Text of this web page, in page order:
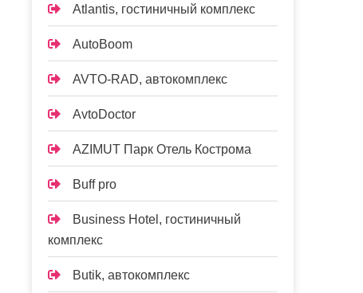
Atlantis, гостиничный комплекс
AutoBoom
AVTO-RAD, автокомплекс
AvtoDoctor
AZIMUT Парк Отель Кострома
Buff pro
Business Hotel, гостиничный
комплекс
Butik, автокомплекс